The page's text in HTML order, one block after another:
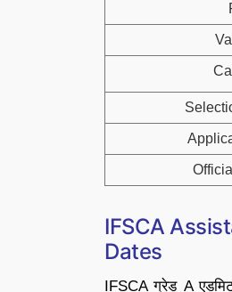
IFSCA
Dates
IFSCA ग्रेड A